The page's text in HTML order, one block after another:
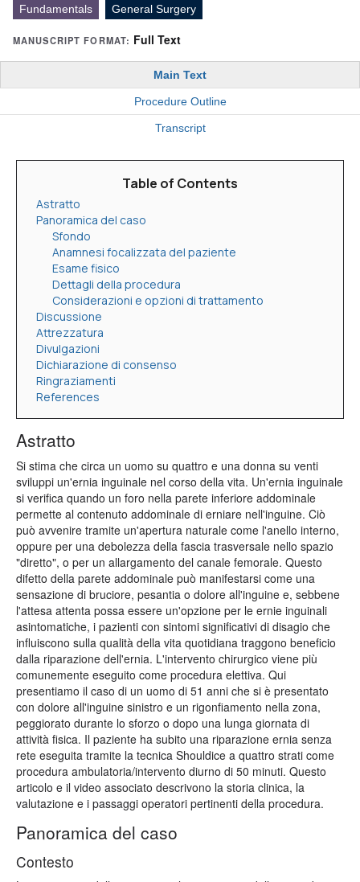
Fundamentals General Surgery
MANUSCRIPT FORMAT: Full Text
Main Text
Procedure Outline
Transcript
Table of Contents
Astratto
Panoramica del caso
Sfondo
Anamnesi focalizzata del paziente
Esame fisico
Dettagli della procedura
Considerazioni e opzioni di trattamento
Discussione
Attrezzatura
Divulgazioni
Dichiarazione di consenso
Ringraziamenti
References
Astratto
Si stima che circa un uomo su quattro e una donna su venti
sviluppi un'ernia inguinale nel corso della vita. Un'ernia inguinale
si verifica quando un foro nella parete inferiore addominale
permette al contenuto addominale di erniare nell'inguine. Ciò
può avvenire tramite un'apertura naturale come l'anello interno,
oppure per una debolezza della fascia trasversale nello spazio
"diretto", o per un allargamento del canale femorale. Questo
difetto della parete addominale può manifestarsi come una
sensazione di bruciore, pesantia o dolore all'inguine e, sebbene
l'attesa attenta possa essere un'opzione per le ernie inguinali
asintomatiche, i pazienti con sintomi significativi di disagio che
influiscono sulla qualità della vita quotidiana traggono beneficio
dalla riparazione dell'ernia. L'intervento chirurgico viene più
comunemente eseguito come procedura elettiva. Qui
presentiamo il caso di un uomo di 51 anni che si è presentato
con dolore all'inguine sinistro e un rigonfiamento nella zona,
peggiorato durante lo sforzo o dopo una lunga giornata di
attività fisica. Il paziente ha subito una riparazione ernia senza
rete eseguita tramite la tecnica Shouldice a quattro strati come
procedura ambulatoria/intervento diurno di 50 minuti. Questo
articolo e il video associato descrivono la storia clinica, la
valutazione e i passaggi operatori pertinenti della procedura.
Panoramica del caso
Contesto